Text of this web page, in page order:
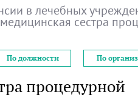
в лечебных
сестра
По должности По
процедурной